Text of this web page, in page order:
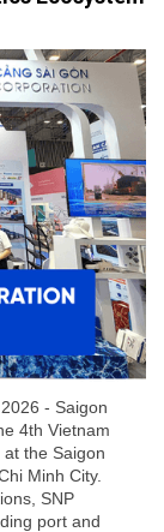
- Saigon
4th Vietnam
the Saigon
Minh City.
SNP
port and